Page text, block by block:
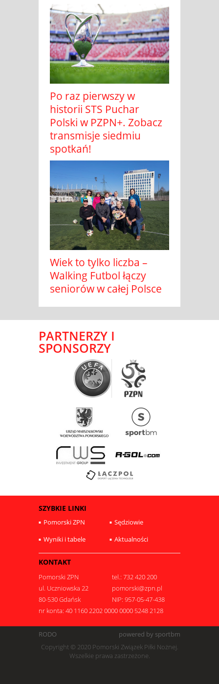
Po raz pierwszy w
historii STS Puchar
Polski w PZPN+. Zobacz
transmisje siedmiu
spotkań!
Wiek to tylko liczba –
Walking Futbol łączy
seniorów w całej Polsce
PARTNERZY I
SPONSORZY
SZYBKIE LINKI
Pomorski ZPN
Sędziowie
Wyniki i tabele
Aktualności
KONTAKT
Pomorski ZPN
tel.: 732 420 200
ul. Uczniowska 22
pomorski@zpn.pl
80-530 Gdańsk
NIP: 957-05-47-438
nr konta: 40 1160 2202 0000 0000 5248 2128
RODO
powered by sportbm
Copyright © 2020 Pomorski Związek Piłki Nożnej.
Wszelkie prawa zastrzeżone.